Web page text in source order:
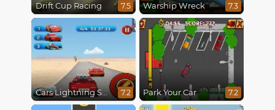
Drift Cup Racing 7.5 Warship Wreck 7.3
Cars Lightning Speed 7.2 Park Your Car 7.2